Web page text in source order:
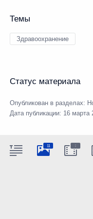
Темы
Здравоохранение
Статус материала
Опубликован в разделах:
Дата публикации: 16 марта
11 :